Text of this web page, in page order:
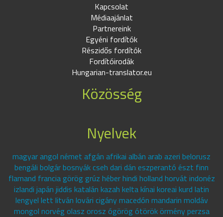
Kapcsolat
Médiaajánlat
Partnereink
Egyéni fordítók
Részidős fordítók
Fordítóirodák
Hungarian-translator.eu
Közösség
Nyelvek
magyar angol német afgán afrikai albán arab azeri belorusz
bengáli bolgár bosnyák cseh dari dán eszperantó észt finn
flamand francia görög grúz héber hindi holland horvát indonéz
izlandi japán jiddis katalán kazah kelta kínai koreai kurd latin
lengyel lett litván lovári cigány macedón mandarin moldáv
mongol norvég olasz orosz ógörög ótörök örmény perzsa